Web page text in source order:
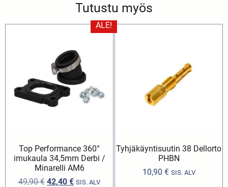
Tutustu myös
ALE!
Top Performance 360°
imukaula 34,5mm Derbi /
Minarelli AM6
49,90€ 42,40 € SIS. ALV
Tyhjäkäyntisuutin 38 Dellorto
PHBN
10,90 € SIS. ALV